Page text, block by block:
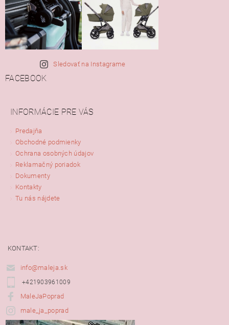
Sledovať na Instagrame
FACEBOOK
INFORMÁCIE PRE VÁS
Predajňa
Obchodné podmienky
Ochrana osobných údajov
Reklamačný poriadok
Dokumenty
Kontakty
Tu nás nájdete
KONTAKT:
info@maleja.sk
+421903961009
MaleJaPoprad
male_ja_poprad